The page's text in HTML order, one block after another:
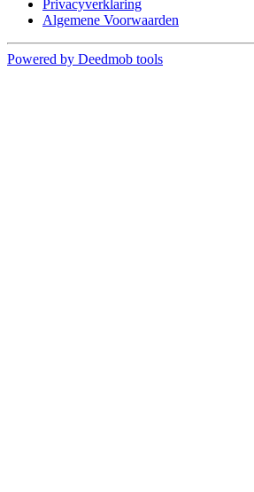
Privacyverklaring
Algemene Voorwaarden
Powered by Deedmob tools